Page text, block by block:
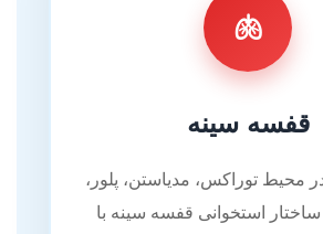
🫁
قفسه سینه
محیط توراکس، مدیاستن، پلور،
ساختار استخوانی قفسه سینه با